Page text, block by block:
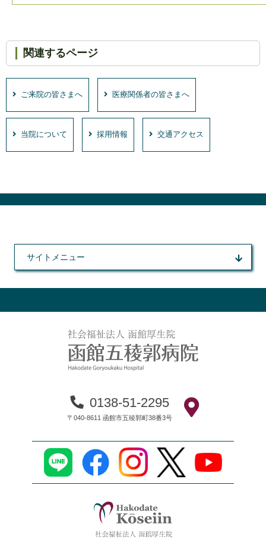
関連するページ
ご来院の皆さまへ 医療関係者の皆さまへ
当院について 採用情報 交通アクセス
サイトメニュー
0138-51-2295
〒040-8611 函館市五稜郭町38番3号